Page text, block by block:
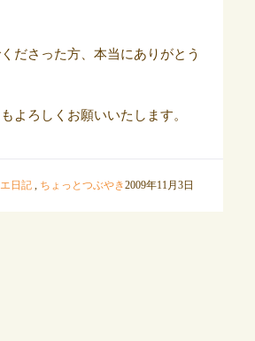
ださった方、本当にありがとう
よろしくお願いいたします。
日記, ちょっとつぶやき2009年11月3日